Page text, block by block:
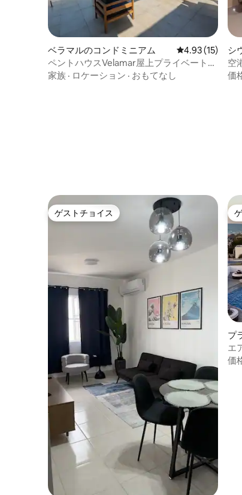
ベラマルのコンドミニアム レビュー15件、
4.93 (15)
ペントハウスVelamar屋上プライベート＋
無限の景色
家族 · ロケーション · おもてなし
シ
空
価
ゲストチョイス
ゲストチョイス
プ
ン
エ
ミ
価